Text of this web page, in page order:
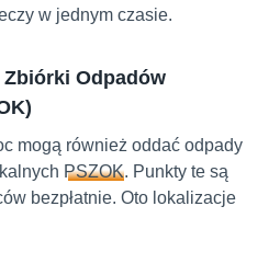
w jednym czasie.
Odpadów
mogą również oddać odpady
PSZOK. Punkty te są
bezpłatnie. Oto lokalizacje